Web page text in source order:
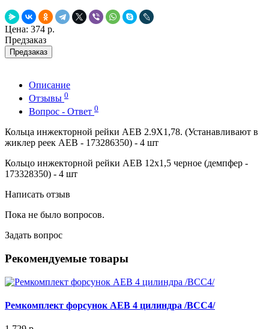
Цена: 374 р.
Предзаказ
Предзаказ
Описание
Отзывы 0
Вопрос - Ответ 0
Кольца инжекторной рейки AEB 2.9X1,78. (Устанавливают в
жиклер реек AEB - 173286350) - 4 шт
Кольцо инжекторной рейки AEB 12x1,5 черное (демпфер -
173328350) - 4 шт
Написать отзыв
Пока не было вопросов.
Задать вопрос
Рекомендуемые товары
Ремкомплект форсунок AEB 4 цилиндра /BCC4/